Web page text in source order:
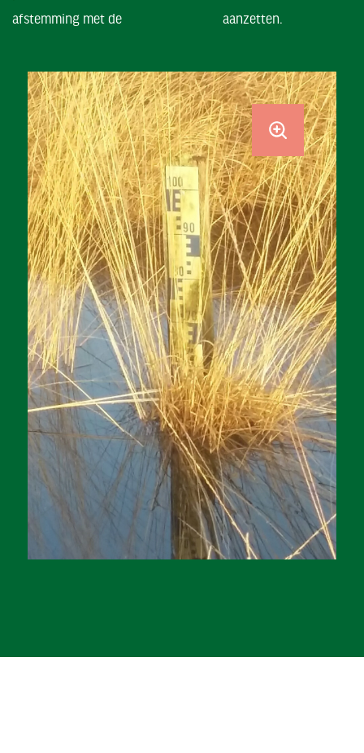
afstemming met de
aanzetten.